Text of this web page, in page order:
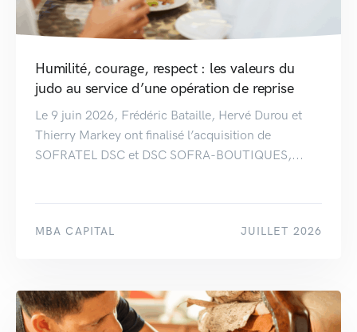
Humilité, courage, respect : les valeurs du
judo au service d’une opération de reprise
Le 9 juin 2026, Frédéric Bataille, Hervé Durou et
Thierry Markey ont finalisé l’acquisition de
SOFRATEL DSC et DSC SOFRA-BOUTIQUES,...
MBA CAPITAL JUILLET 2026